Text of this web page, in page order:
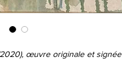
œuvre originale et signée